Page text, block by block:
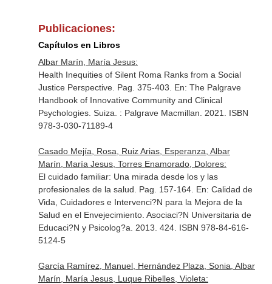
Publicaciones:
Capítulos en Libros
Albar Marín, María Jesus:
Health Inequities of Silent Roma Ranks from a Social
Justice Perspective. Pag. 375-403. En: The Palgrave
Handbook of Innovative Community and Clinical
Psychologies. Suiza. : Palgrave Macmillan. 2021. ISBN
978-3-030-71189-4
Casado Mejía, Rosa, Ruiz Arias, Esperanza, Albar
Marín, María Jesus, Torres Enamorado, Dolores:
El cuidado familiar: Una mirada desde los y las
profesionales de la salud. Pag. 157-164. En: Calidad de
Vida, Cuidadores e Intervenci?N para la Mejora de la
Salud en el Envejecimiento. Asociaci?N Universitaria de
Educaci?N y Psicolog?a. 2013. 424. ISBN 978-84-616-
5124-5
García Ramírez, Manuel, Hernández Plaza, Sonia, Albar
Marín, María Jesus, Luque Ribelles, Violeta: